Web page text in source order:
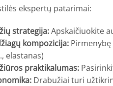
ekspertų patarimai:
strategija:Apskaičiuokite
kompozicija:
elastanas)
praktikalumas:
Drabužiai turi